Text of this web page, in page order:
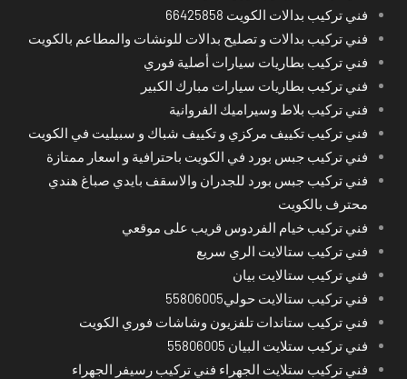
فني تركيب بدالات الكويت 66425858
فني تركيب بدالات و تصليح بدالات للونشات والمطاعم بالكويت
فني تركيب بطاريات سيارات أصلية فوري
فني تركيب بطاريات سيارات مبارك الكبير
فني تركيب بلاط وسيراميك الفروانية
فني تركيب تكييف مركزي و تكييف شباك و سبيليت في الكويت
فني تركيب جبس بورد في الكويت باحترافية و اسعار ممتازة
فني تركيب جبس بورد للجدران والاسقف بايدي صباغ هندي
محترف بالكويت
فني تركيب خيام الفردوس قريب على موقعي
فني تركيب ستالايت الري سريع
فني تركيب ستالايت بيان
فني تركيب ستالايت حولي55806005
فني تركيب ستاندات تلفزيون وشاشات فوري الكويت
فني تركيب ستلايت البيان 55806005
فني تركيب ستلايت الجهراء فني تركيب رسيفر الجهراء